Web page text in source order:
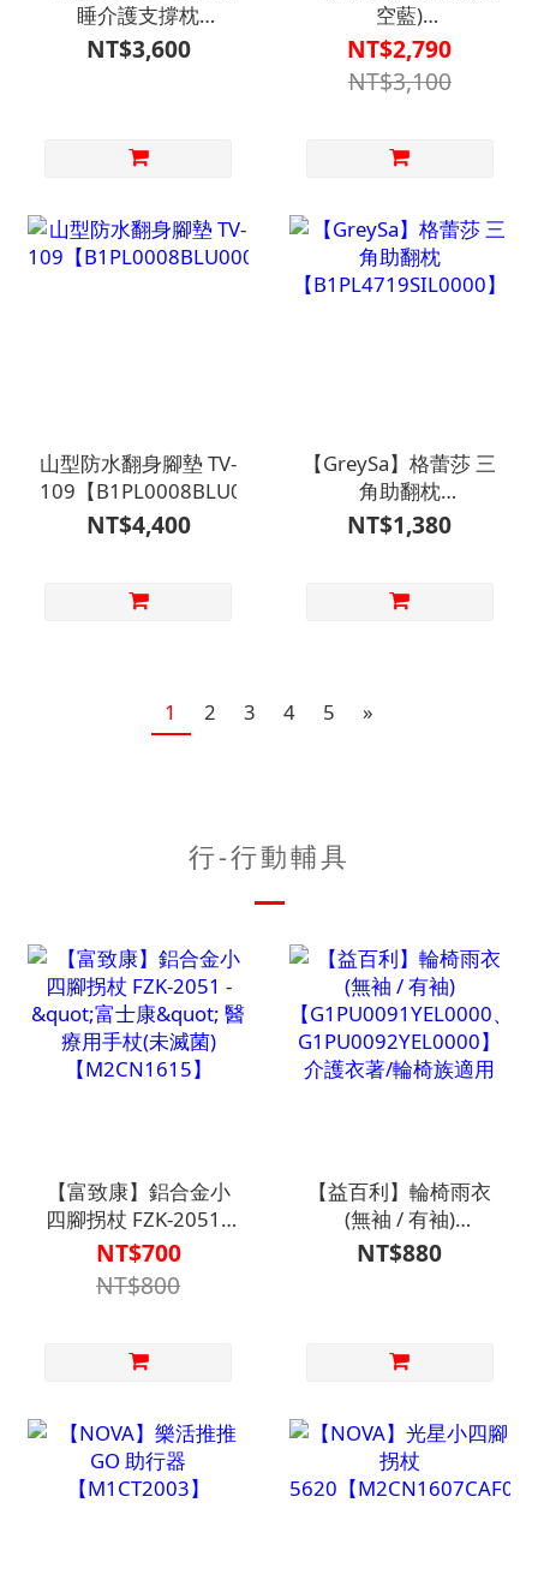
睡介護支撐枕
【L1AS4008LBL0000
】
NT$3,600
空藍)
【B1PL4709LBL0000】
NT$2,790
NT$3,100
山型防水翻身腳墊 TV-
109【B1PL0008BLU0000】
NT$4,400
【GreySa】格蕾莎 三
角助翻枕
【B1PL4719SIL0000】
NT$1,380
1 2 3 4 5 »
行-行動輔具
【富致康】鋁合金小
四腳拐杖 FZK-2051 -
"富士康" 醫療用手杖
(未滅菌)
【M2CN1615】
NT$700
NT$800
【益百利】輪椅雨衣
(無袖 / 有袖)
【G1PU0091YEL0000、
NT$880